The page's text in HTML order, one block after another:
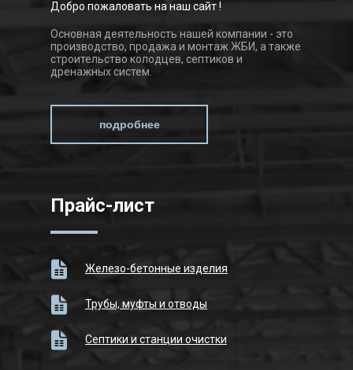
подробнее
Добро пожаловать на наш сайт !
Основная деятельность нашей компании - это
производство, продажа и монтаж ЖБИ, а также
строительство колодцев, септиков и
дренажных систем.
Железо-бетонные изделия
Трубы, муфты и отводы
Септики и станции очистки
Прайс-лист